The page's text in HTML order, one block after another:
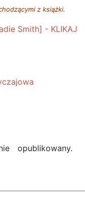
z książki.
opublikowany.